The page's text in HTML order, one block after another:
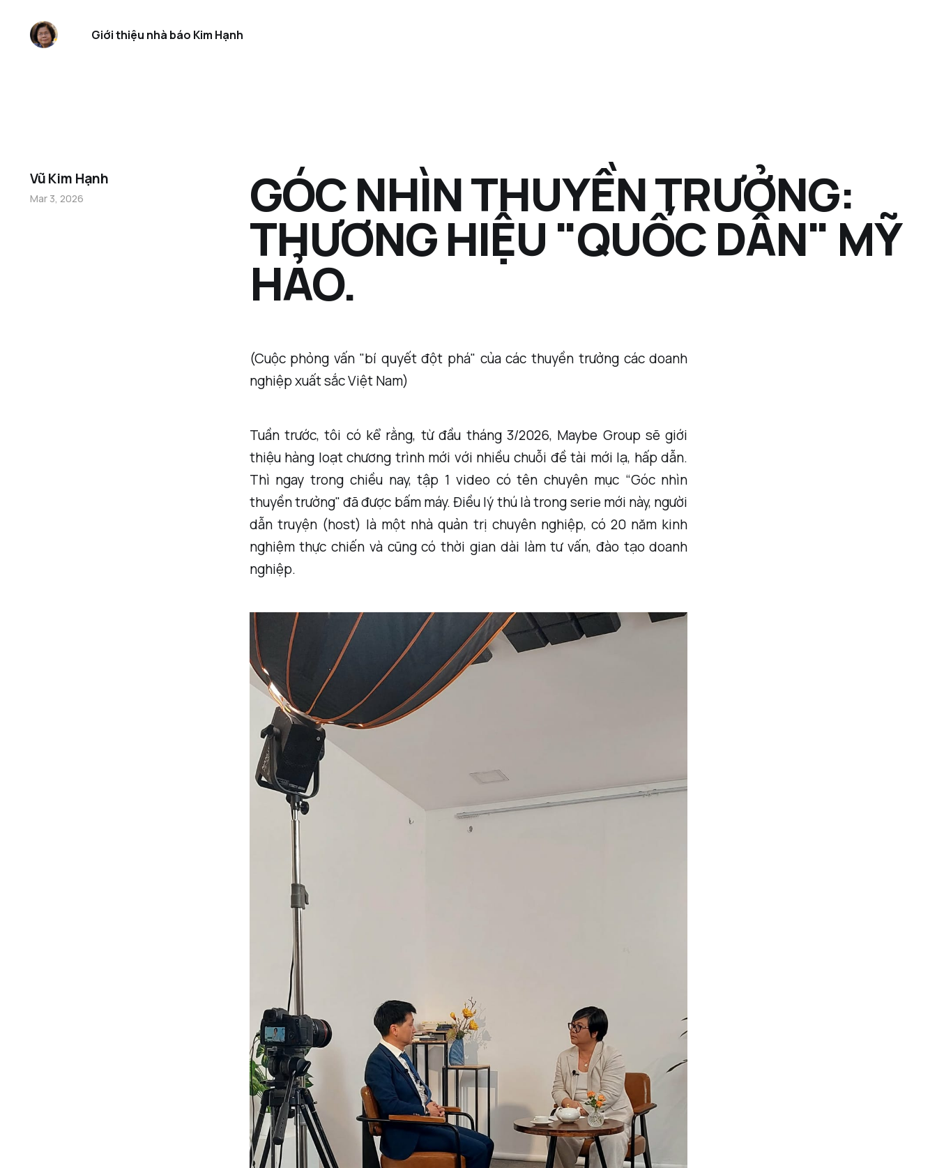
Giới thiệu nhà báo Kim Hạnh
(Cuộc phỏng vấn "bí quyết đột phá" của các thuyền trưởng các doanh
nghiệp xuất sắc Việt Nam)
Tuần trước, tôi có kể rằng, từ đầu tháng 3/2026, Maybe Group sẽ giới
thiệu hàng loạt chương trình mới với nhiều chuỗi đề tài mới lạ, hấp dẫn.
Thì ngay trong chiều nay, tập 1 video có tên chuyên mục “Góc nhìn
thuyền trưởng" đã được bấm máy. Điều lý thú là trong serie mới này, người
dẫn truyện (host) là một nhà quản trị chuyên nghiệp, có 20 năm kinh
nghiệm thực chiến và cũng có thời gian dài làm tư vấn, đào tạo doanh
nghiệp.
GÓC NHÌN THUYỀN TRƯỞNG:
THƯƠNG HIỆU "QUỐC DÂN" MỸ
HẢO.
Vũ Kim Hạnh
Mar 3, 2026